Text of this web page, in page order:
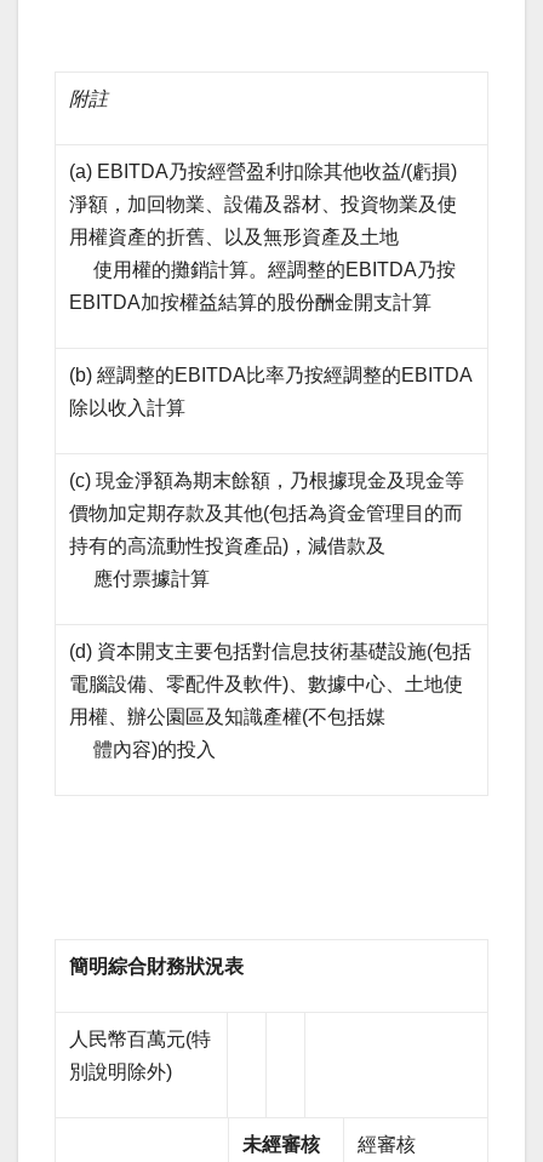
附註
(a) EBITDA乃按經營盈利扣除其他收益/(虧損)
淨額，加回物業、設備及器材、投資物業及使
用權資產的折舊、以及無形資產及土地
使用權的攤銷計算。經調整的EBITDA乃按
EBITDA加按權益結算的股份酬金開支計算
(b) 經調整的EBITDA比率乃按經調整的EBITDA
除以收入計算
(c) 現金淨額為期末餘額，乃根據現金及現金等
價物加定期存款及其他(包括為資金管理目的而
持有的高流動性投資產品)，減借款及
應付票據計算
(d) 資本開支主要包括對信息技術基礎設施(包括
電腦設備、零配件及軟件)、數據中心、土地使
用權、辦公園區及知識產權(不包括媒
體內容)的投入
簡明綜合財務狀況表
人民幣百萬元(特
別說明除外)
未經審核 經審核